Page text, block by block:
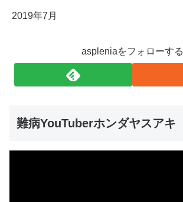
2019年7月
aspleniaをフォローする
難病YouTuberホンダヤスアキ